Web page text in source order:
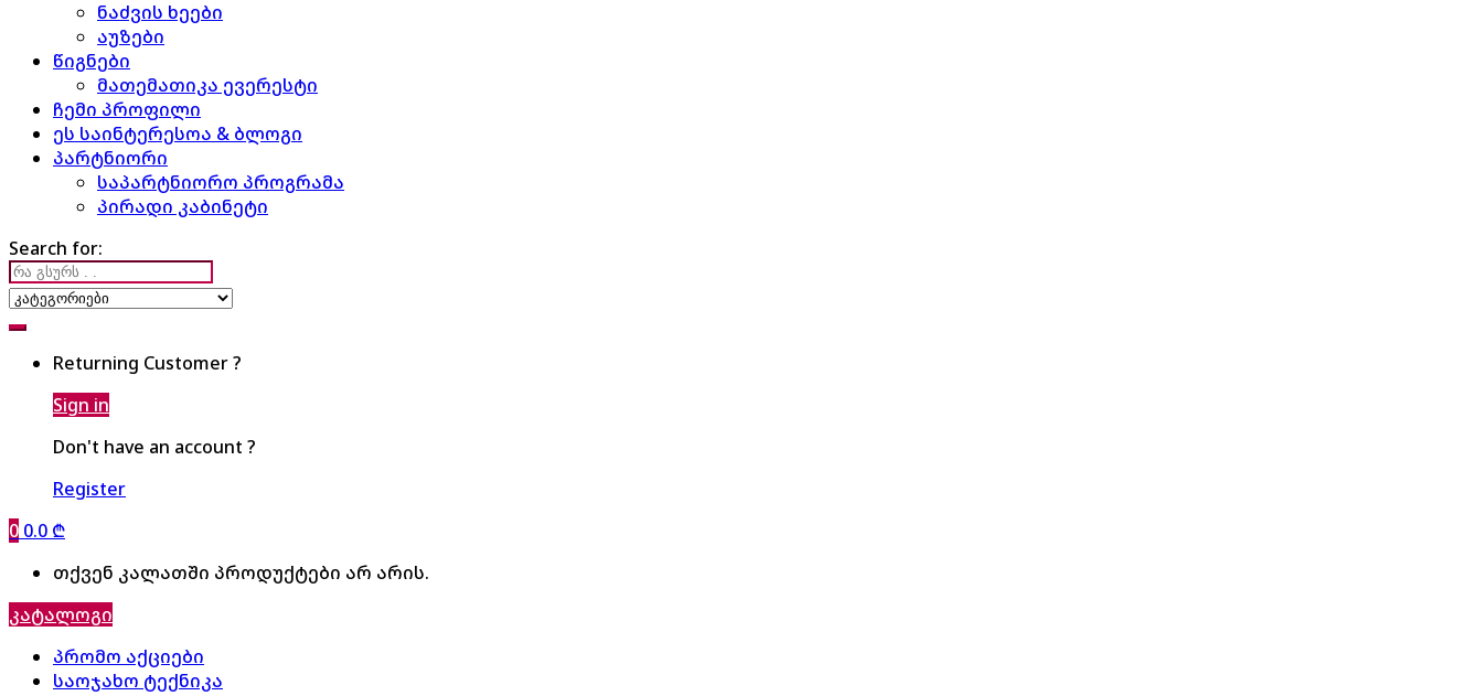
ნაძვის ხეები
აუზები
წიგნები
მათემათიკა ევერესტი
ჩემი პროფილი
ეს საინტერესოა & ბლოგი
პარტნიორი
საპარტნიორო პროგრამა
პირადი კაბინეტი
Search for:
Returning Customer ?
Sign in
Don't have an account ?
Register
0 0.0 ₾
თქვენ კალათში პროდუქტები არ არის.
კატალოგი
პრომო აქციები
საოჯახო ტექნიკა